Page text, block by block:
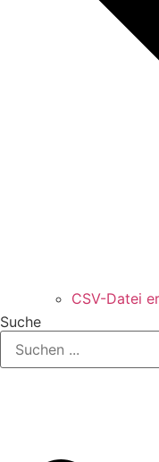
CSV-Datei
Suche